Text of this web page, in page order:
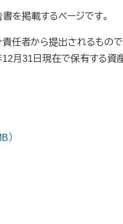
を掲載するページです。
任者から提出されるもので
12月31日現在で保有する資
）